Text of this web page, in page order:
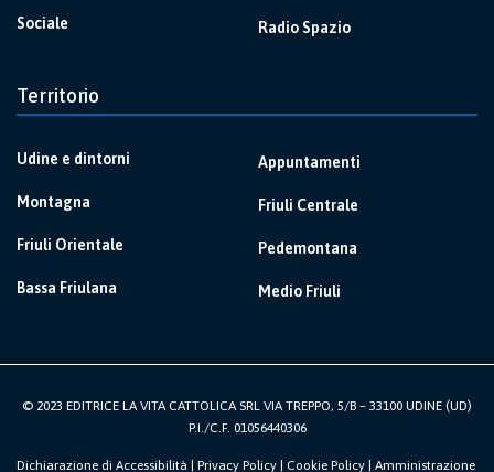
Sociale Radio Spazio
Territorio
Udine e dintorni
Montagna
Friuli Orientale
Bassa Friulana
Appuntamenti
Friuli Centrale
Pedemontana
Medio Friuli
© 2023 EDITRICE LA VITA CATTOLICA SRL VIA TREPPO, 5/B – 33100 UDINE (UD)
P.I./C.F. 01056440306
Dichiarazione di Accessibilità Privacy Policy Cookie Policy Amministrazione